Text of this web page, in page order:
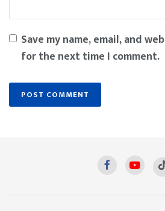
Save my name, email, and
for the next time I comment.